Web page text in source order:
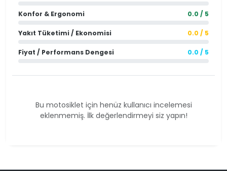
Konfor & Ergonomi 0.0 / 5
Yakıt Tüketimi / Ekonomisi 0.0 / 5
Fiyat / Performans Dengesi 0.0 / 5
Bu motosiklet için henüz kullanıcı incelemesi
eklenmemiş. İlk değerlendirmeyi siz yapın!